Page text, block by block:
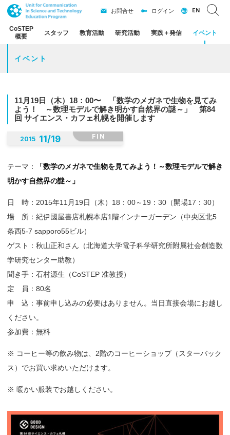
CoSTEP
概要
スタッフ 教育活動 研究活動 実践＋発信 イベント
お問合せ ログイン EN
イベント
11月 19 日 （木） 18： 00〜 「数学のメガネで生物を 見てみ
よう！
～数理モデルで解き明かす自然界の謎～」 第84
回 サイエンス ・ カフェ札幌を開催します
FIN
2015 11/19
テーマ：
「数学のメガネで生物を見てみよう！～数理モデルで解き
明かす自然界の謎～」
日 時：2015年11月19日（木）18：00～19：30（開場17：30）
場 所：紀伊國屋書店札幌本店1階インナーガーデン（中央区北5
条西5-7 sapporo55ビル）
ゲスト：秋山正和さん（北海道大学電子科学研究所附属社会創造数
学研究センター助教）
聞き手：石村源生（CoSTEP 准教授）
定 員：80名
申 込：事前申し込みの必要はありません。当日直接会場にお越し
ください。
参加費：無料
※ コーヒー等の飲み物は、2階のコーヒーショップ（スターバック
ス）でお買い求めいただけます。
※ 暖かい服装でお越しください。